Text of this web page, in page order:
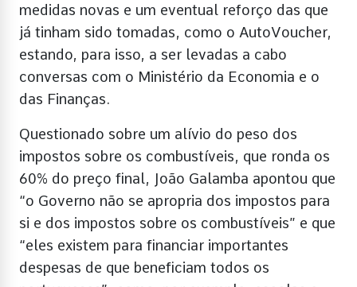
medidas novas e um eventual reforço das que
já tinham sido tomadas, como o AutoVoucher,
estando, para isso, a ser levadas a cabo
conversas com o Ministério da Economia e o
das Finanças.
Questionado sobre um alívio do peso dos
impostos sobre os combustíveis, que ronda os
60% do preço final, João Galamba apontou que
“o Governo não se apropria dos impostos para
si e dos impostos sobre os combustíveis” e que
“eles existem para financiar importantes
despesas de que beneficiam todos os